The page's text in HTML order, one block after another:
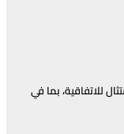
بما في